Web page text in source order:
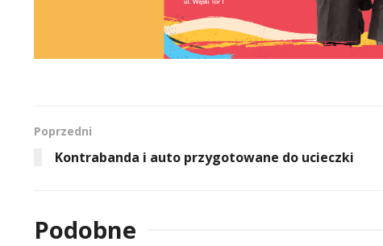
Poprzedni
Kontrabanda i auto przygotowane do ucieczki
Podobne